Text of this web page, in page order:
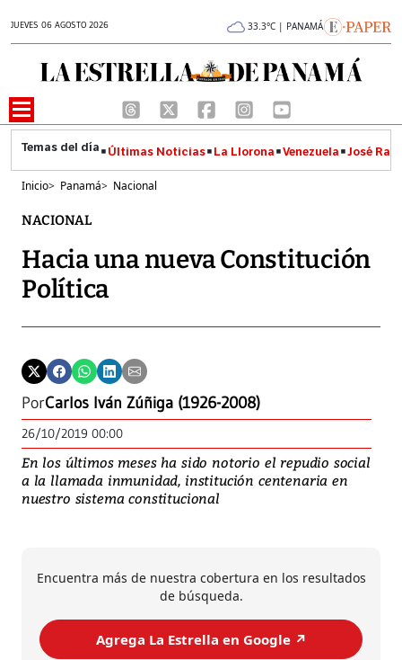
JUEVES 06 AGOSTO 2026 33.3°C | PANAMÁ
Últimas Noticias La Llorona Venezuela José
Inicio> Panamá> Nacional
NACIONAL
Hacia una nueva Constitución
Política
PorCarlos Iván Zúñiga (1926-2008)
26/10/2019 00:00
En los últimos meses ha sido notorio el repudio social
a la llamada inmunidad, institución centenaria en
nuestro sistema constitucional
Encuentra más de nuestra cobertura en los resultados
de búsqueda.
Agrega La Estrella en Google ↗️